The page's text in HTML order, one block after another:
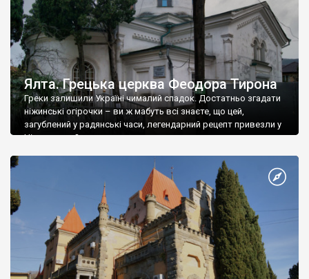
Ялта. Грецька церква Феодора Тирона
Греки залишили Україні чималий спадок. Достатньо згадати
ніжинські огірочки – ви ж мабуть всі знаєте, що цей,
загублений у радянські часи, легендарний рецепт привезли у
Ніжин греки?